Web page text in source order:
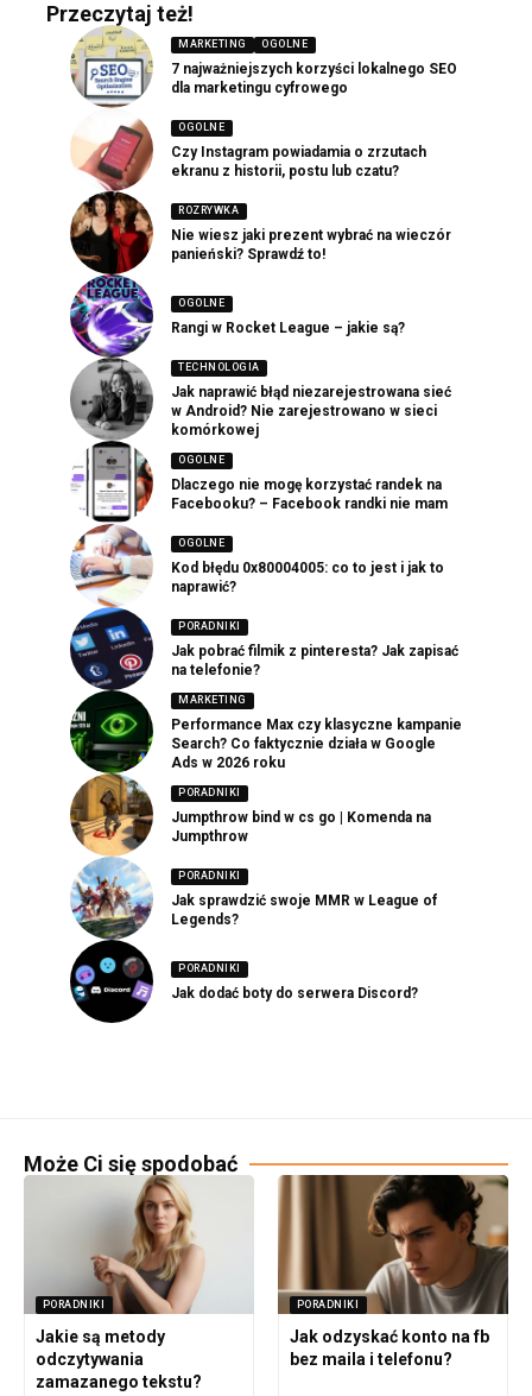
Przeczytaj też!
MARKETING OGOLNE
7 najważniejszych korzyści lokalnego SEO
dla marketingu cyfrowego
OGOLNE
Czy Instagram powiadamia o zrzutach
ekranu z historii, postu lub czatu?
ROZRYWKA
Nie wiesz jaki prezent wybrać na wieczór
panieński? Sprawdź to!
OGOLNE
Rangi w Rocket League – jakie są?
TECHNOLOGIA
Jak naprawić błąd niezarejestrowana sieć
w Android? Nie zarejestrowano w sieci
komórkowej
OGOLNE
Dlaczego nie mogę korzystać randek na
Facebooku? – Facebook randki nie mam
OGOLNE
Kod błędu 0x80004005: co to jest i jak to
naprawić?
PORADNIKI
Jak pobrać filmik z pinteresta? Jak zapisać
na telefonie?
MARKETING
Performance Max czy klasyczne kampanie
Search? Co faktycznie działa w Google
Ads w 2026 roku
PORADNIKI
Jumpthrow bind w cs go | Komenda na
Jumpthrow
PORADNIKI
Jak sprawdzić swoje MMR w League of
Legends?
PORADNIKI
Jak dodać boty do serwera Discord?
Może Ci się spodobać
PORADNIKI
Jakie są metody
odczytywania
zamazanego tekstu?
PORADNIKI
Jak odzyskać konto na fb
bez maila i telefonu?